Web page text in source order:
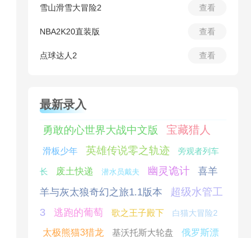
雪山滑雪大冒险2 查看
NBA2K20直装版 查看
点球达人2 查看
最新录入
勇敢的心世界大战中文版 宝藏猎人
滑板少年 英雄传说零之轨迹 旁观者列车
长 废土快递 潜水员戴夫 幽灵诡计
喜羊
羊与灰太狼奇幻之旅1.1版本
超级水管工
3
逃跑的葡萄 歌之王子殿下 白猫大冒险2
太极熊猫3猎龙 基沃托斯大轮盘
俄罗斯漂